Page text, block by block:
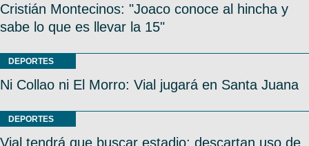
Cristián Montecinos: "Joaco conoce al hincha y
sabe lo que es llevar la 15"
DEPORTES
Ni Collao ni El Morro: Vial jugará en Santa Juana
DEPORTES
Vial tendrá que buscar estadio: descartan uso de